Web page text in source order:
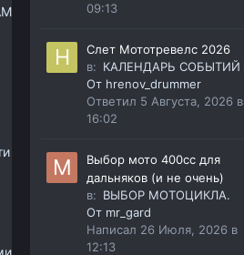
09:13
Слет Мототревелс 2026
в: КАЛЕНДАРЬ СОБЫТИЙ
От hrenov_drummer
Ответил 5 Августа, 2026 в
16:02
Выбор мото 400сс для
дальняков (и не очень)
в: ВЫБОР МОТОЦИКЛА.
От mr_gard
Написал 26 Июля, 2026 в
12:13